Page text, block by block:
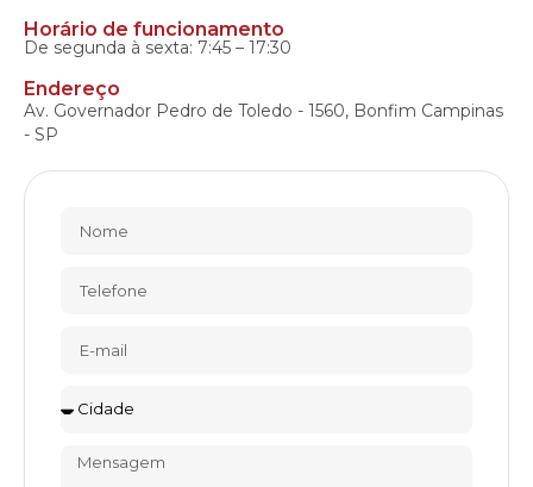
Horário de funcionamento
De segunda à sexta: 7:45 – 17:30
Endereço
Av. Governador Pedro de Toledo - 1560, Bonfim Campinas
- SP